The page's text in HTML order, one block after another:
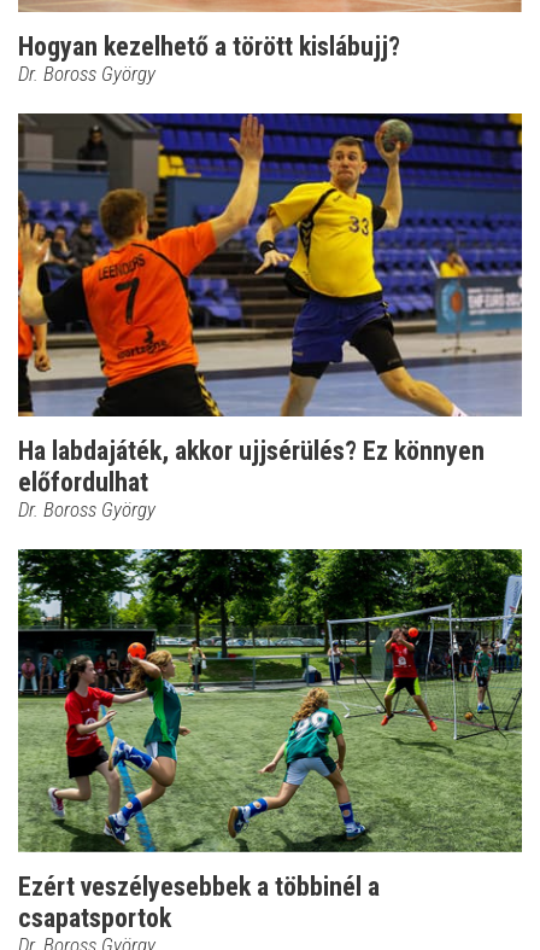
Hogyan kezelhető a törött kislábujj?
Dr. Boross György
Ha labdajáték, akkor ujjsérülés? Ez könnyen
előfordulhat
Dr. Boross György
Ezért veszélyesebbek a többinél a
csapatsportok
Dr. Boross György